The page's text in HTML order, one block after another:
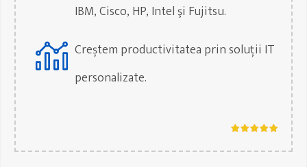
IBM, Cisco, HP, Intel şi Fujitsu.
Creștem productivitatea prin soluții IT
personalizate.